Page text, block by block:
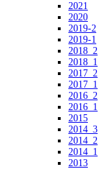
2021
2020
2019-2
2019-1
2018_2
2018_1
2017_2
2017_1
2016_2
2016_1
2015
2014_3
2014_2
2014_1
2013